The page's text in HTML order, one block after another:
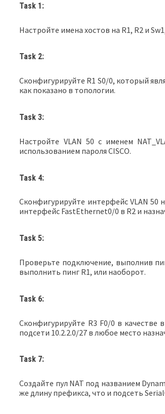
Task 1:
Настройте имена хостов на R1, R2 и
Task 2:
Сконфигурируйте R1 S0/0, который
как показано в топологии.
Task 3:
Настройте VLAN 50 с именем
использованием пароля CISCO.
Task 4:
Сконфигурируйте интерфейс VLAN 50
интерфейс FastEthernet0/0 в R2 и
Task 5:
Проверьте подключение, выполнив
выполнить пинг R1, или наоборот.
Task 6:
Сконфигурируйте R3 F0/0 в качестве
подсети 10.2.2.0/27 в любое место
Task 7:
Создайте пул NAT под названием
же длину префикса, что и подсеть